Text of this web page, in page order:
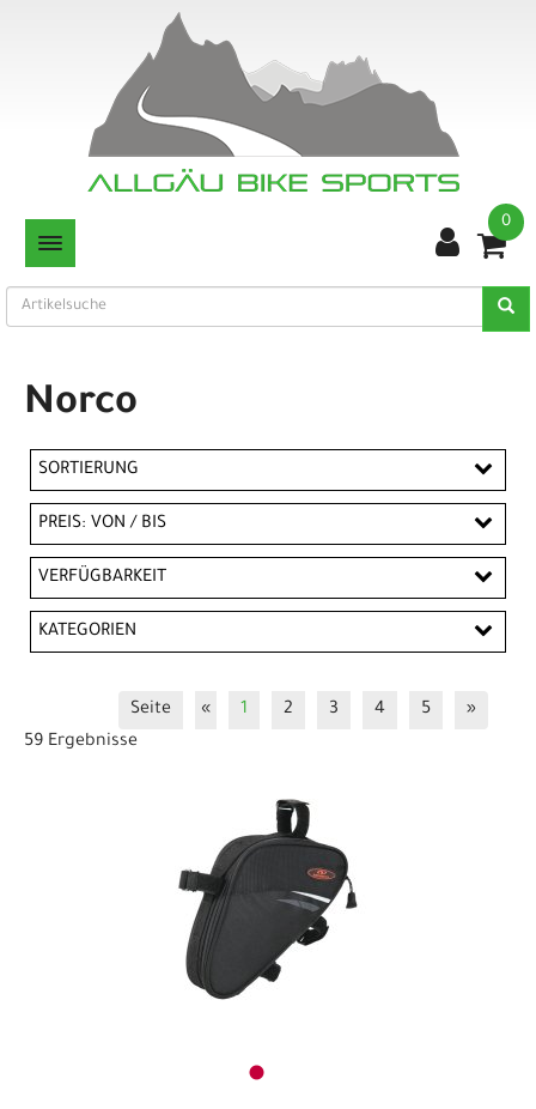
TOGGLE NAVIGATION
0
Norco
SORTIERUNG
PREIS: VON / BIS
EUR
VERFÜGBARKEIT
KATEGORIEN
Seite « 1 2 3 4 5
»
59 Ergebnisse